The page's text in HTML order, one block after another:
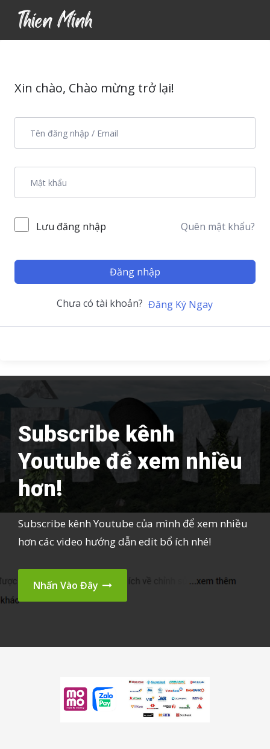
Xin chào, Chào mừng trở lại!
Lưu đăng nhập Quên mật khẩu?
Đăng nhập
Chưa có tài khoản? Đăng Ký Ngay
Subscribe kênh
Youtube để xem nhiều
hơn!
Subscribe kênh Youtube của mình để xem nhiều
hơn các video hướng dẫn edit bổ ích nhé!
Nhấn Vào Đây